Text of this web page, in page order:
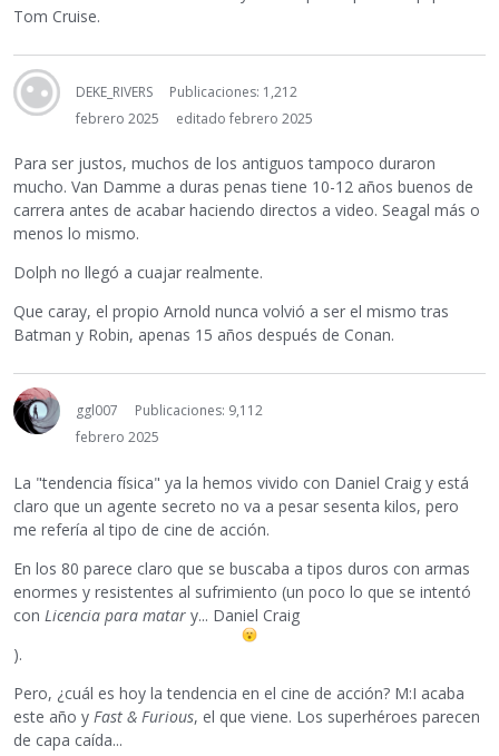
Tom Cruise.
DEKE_RIVERS
Publicaciones: 1,212
febrero 2025
editado febrero 2025
Para ser justos, muchos de los antiguos tampoco duraron
mucho. Van Damme a duras penas tiene 10-12 años buenos de
carrera antes de acabar haciendo directos a video. Seagal más o
menos lo mismo.
Dolph no llegó a cuajar realmente.
Que caray, el propio Arnold nunca volvió a ser el mismo tras
Batman y Robin, apenas 15 años después de Conan.
ggl007
Publicaciones: 9,112
febrero 2025
La "tendencia física" ya la hemos vivido con Daniel Craig y está
claro que un agente secreto no va a pesar sesenta kilos, pero
me refería al tipo de cine de acción.
En los 80 parece claro que se buscaba a tipos duros con armas
enormes y resistentes al sufrimiento (un poco lo que se intentó
con Licencia para matar y... Daniel Craig
).
Pero, ¿cuál es hoy la tendencia en el cine de acción? M:I acaba
este año y Fast & Furious, el que viene. Los superhéroes parecen
de capa caída...